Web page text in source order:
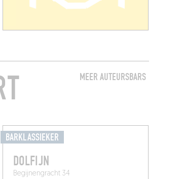
MEER AUTEURSBARS
BARKLASSIEKER
DOLFIJN
Begijnengracht 34